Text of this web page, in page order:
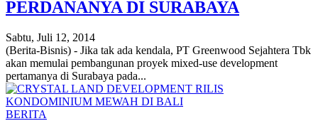
PERDANANYA DI SURABAYA
Sabtu, Juli 12, 2014
(Berita-Bisnis) - Jika tak ada kendala, PT Greenwood Sejahtera Tbk
akan memulai pembangunan proyek mixed-use development
pertamanya di Surabaya pada...
BERITA